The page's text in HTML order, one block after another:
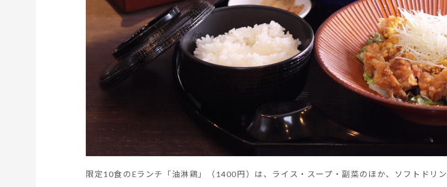
限定10食のEランチ「油淋鶏」（1400円）は、ライス・スープ・副菜のほか、ソフトドリ